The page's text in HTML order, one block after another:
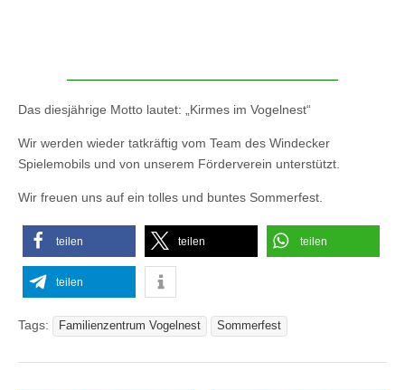
Das diesjährige Motto lautet: „Kirmes im Vogelnest“
Wir werden wieder tatkräftig vom Team des Windecker
Spielemobils und von unserem Förderverein unterstützt.
Wir freuen uns auf ein tolles und buntes Sommerfest.
teilen teilen teilen
teilen
Tags: Familienzentrum Vogelnest Sommerfest